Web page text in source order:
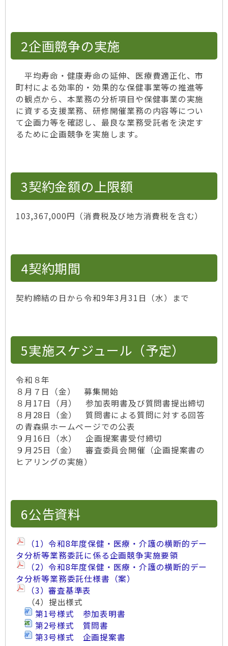
2企画競争の実施
平均寿命・健康寿命の延伸、医療費適正化、市
町村による効率的・効果的な保健事業等の推進等
の観点から、本業務の分析項目や保健事業の実施
に資する支援業務、研修開催業務の内容等につい
て企画力等を確認し、最良な業務受託者を決定す
るために企画競争を実施します。
3契約金額の上限額
103,367,000円（消費税及び地方消費税を含む）
4契約期間
契約締結の日から令和9年3月31日（水）まで
5実施スケジュール（予定）
令和８年
８月７日（金） 募集開始
８月17日（月） 参加表明書及び質問書提出締切
８月28日（金） 質問書による質問に対する回答
の青森県ホームページでの公表
９月16日（水） 企画提案書受付締切
９月25日（金） 審査委員会開催（企画提案書の
ヒアリングの実施）
6公告資料
（1）令和8年度保健・医療・介護の横断的デー
タ分析等業務委託に係る企画競争実施要領
（2）令和8年度保健・医療・介護の横断的デー
タ分析等業務委託仕様書（案）
（3）審査基準表
（4）提出様式
第1号様式 参加表明書
第2号様式 質問書
第3号様式 企画提案書